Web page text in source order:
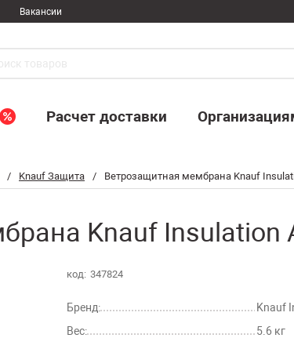
/ Knauf Защита / Ветрозащитная мембрана Knauf
Knauf Insulation
код: 347824
Бренд:
Knauf
Вес:
5.6 кг
Вакансии
Расчет доставки